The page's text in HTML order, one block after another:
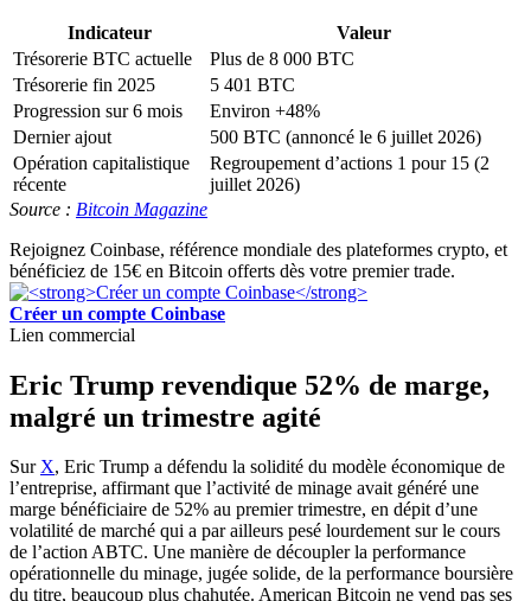
Indicateur
Valeur
Trésorerie BTC actuelle
Plus de 8 000 BTC
Trésorerie fin 2025
5 401 BTC
Progression sur 6 mois
Environ +48%
Dernier ajout
500 BTC (annoncé le 6 juillet 2026)
Opération capitalistique
récente
Regroupement d’actions 1 pour 15 (2
juillet 2026)
Source : Bitcoin Magazine
Rejoignez Coinbase, référence mondiale des plateformes crypto, et
bénéficiez de 15€ en Bitcoin offerts dès votre premier trade.
Créer un compte Coinbase
Lien commercial
Eric Trump revendique 52% de marge,
malgré un trimestre agité
SurX, Eric Trump a défendu la solidité du modèle économique de
l’entreprise, affirmant que l’activité de minage avait généré une
marge bénéficiaire de 52% au premier trimestre, en dépit d’une
volatilité de marché qui a par ailleurs pesé lourdement sur le cours
de l’action ABTC. Une manière de découpler la performance
opérationnelle du minage, jugée solide, de la performance boursière
du titre, beaucoup plus chahutée. American Bitcoin ne vend pas ses